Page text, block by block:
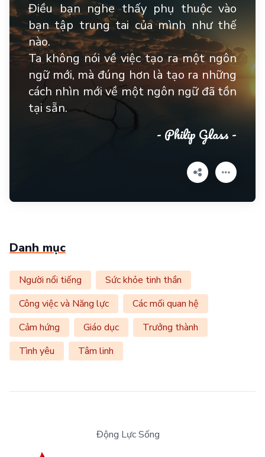
Điều bạn nghe thấy phụ thuộc vào
bạn tập trung tai của mình như thế
nào.
Ta không nói về việc tạo ra một ngôn
ngữ mới, mà đúng hơn là tạo ra những
cách nhìn mới về một ngôn ngữ đã tồn
tại sẵn.
- Philip Glass -
Danh mục
Người nổi tiếng
Sức khỏe tinh thần
Công việc và Năng lực
Các mối quan hệ
Cảm hứng
Giáo dục
Trưởng thành
Tình yêu
Tâm linh
Động Lực Sống